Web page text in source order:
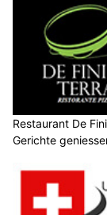
Restaurant De
Gerichte